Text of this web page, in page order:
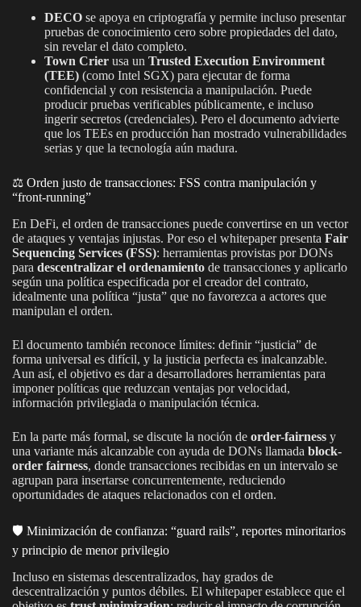
DECO se apoya en criptografía y permite incluso presentar
pruebas de conocimiento cero sobre propiedades del dato,
sin revelar el dato completo.
Town Crier usa un Trusted Execution Environment
(TEE) (como Intel SGX) para ejecutar de forma
confidencial y con resistencia a manipulación. Puede
producir pruebas verificables públicamente, e incluso
ingerir secretos (credenciales). Pero el documento advierte
que los TEEs en producción han mostrado vulnerabilidades
serias y que la tecnología aún madura.
⚖️ Orden justo de transacciones: FSS contra manipulación y
“front-running”
En DeFi, el orden de transacciones puede convertirse en un vector
de ataques y ventajas injustas. Por eso el whitepaper presenta Fair
Sequencing Services (FSS): herramientas provistas por DONs
para descentralizar el ordenamiento de transacciones y aplicarlo
según una política especificada por el creador del contrato,
idealmente una política “justa” que no favorezca a actores que
manipulan el orden.
El documento también reconoce límites: definir “justicia” de
forma universal es difícil, y la justicia perfecta es inalcanzable.
Aun así, el objetivo es dar a desarrolladores herramientas para
imponer políticas que reduzcan ventajas por velocidad,
información privilegiada o manipulación técnica.
En la parte más formal, se discute la noción de order-fairness y
una variante más alcanzable con ayuda de DONs llamada block-
order fairness, donde transacciones recibidas en un intervalo se
agrupan para insertarse concurrentemente, reduciendo
oportunidades de ataques relacionados con el orden.
🛡️ Minimización de confianza: “guard rails”, reportes minoritarios
y principio de menor privilegio
Incluso en sistemas descentralizados, hay grados de
descentralización y puntos débiles. El whitepaper establece que el